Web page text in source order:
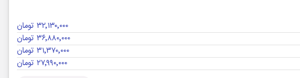
۳۲٬۱۳۰٬۰۰۰ تومان
۳۶٬۸۸۰٬۰۰۰ تومان
۳۱٬۳۷۰٬۰۰۰ تومان
۲۷٬۹۹۰٬۰۰۰ تومان